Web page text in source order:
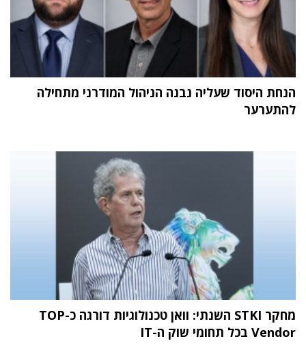
הנחת היסוד שעליה נבנה הניהול המודרני מתחילה
להתערער
מחקר STKI השנתי: וואן טכנולוגיות דורגה כ-TOP
Vendor בכל תחומי שוק ה-IT